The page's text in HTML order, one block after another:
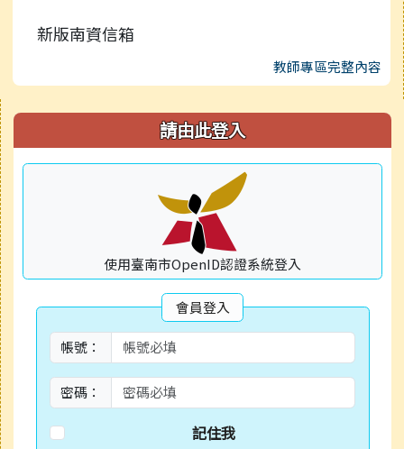
新版南資信箱
教師專區完整內容
右邊區域內容 請由此登入
使用臺南市OpenID認證系統登入
會員登入
帳號：
密碼：
記住我